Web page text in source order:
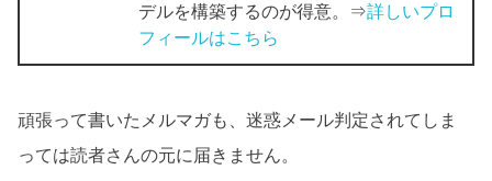
デルを構築するのが得意。⇒詳しいプロ
フィールはこちら
頑張って書いたメルマガも、迷惑メール判定されてしま
っては読者さんの元に届きません。